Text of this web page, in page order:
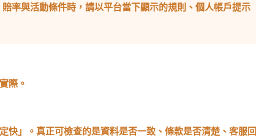
率與活動條件時，請以平台當下顯示的規則、個人帳戶提示
際。
快」。真正可檢查的是資料是否一致、條款是否清楚、客服